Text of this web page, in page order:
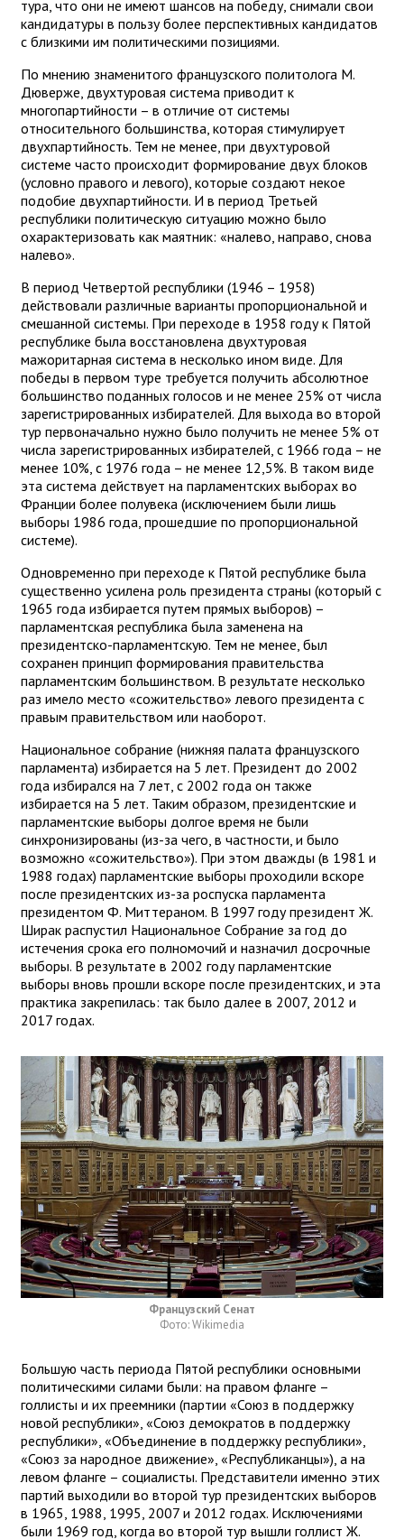
тура, что они не имеют шансов на победу, снимали свои
кандидатуры в пользу более перспективных кандидатов
с близкими им политическими позициями.
По мнению знаменитого французского политолога М.
Дюверже, двухтуровая система приводит к
многопартийности – в отличие от системы
относительного большинства, которая стимулирует
двухпартийность. Тем не менее, при двухтуровой
системе часто происходит формирование двух блоков
(условно правого и левого), которые создают некое
подобие двухпартийности. И в период Третьей
республики политическую ситуацию можно было
охарактеризовать как маятник: «налево, направо, снова
налево».
В период Четвертой республики (1946 – 1958)
действовали различные варианты пропорциональной и
смешанной системы. При переходе в 1958 году к Пятой
республике была восстановлена двухтуровая
мажоритарная система в несколько ином виде. Для
победы в первом туре требуется получить абсолютное
большинство поданных голосов и не менее 25% от числа
зарегистрированных избирателей. Для выхода во второй
тур первоначально нужно было получить не менее 5% от
числа зарегистрированных избирателей, с 1966 года – не
менее 10%, с 1976 года – не менее 12,5%. В таком виде
эта система действует на парламентских выборах во
Франции более полувека (исключением были лишь
выборы 1986 года, прошедшие по пропорциональной
системе).
Одновременно при переходе к Пятой республике была
существенно усилена роль президента страны (который с
1965 года избирается путем прямых выборов) –
парламентская республика была заменена на
президентско-парламентскую. Тем не менее, был
сохранен принцип формирования правительства
парламентским большинством. В результате несколько
раз имело место «сожительство» левого президента с
правым правительством или наоборот.
Национальное собрание (нижняя палата французского
парламента) избирается на 5 лет. Президент до 2002
года избирался на 7 лет, с 2002 года он также
избирается на 5 лет. Таким образом, президентские и
парламентские выборы долгое время не были
синхронизированы (из-за чего, в частности, и было
возможно «сожительство»). При этом дважды (в 1981 и
1988 годах) парламентские выборы проходили вскоре
после президентских из-за роспуска парламента
президентом Ф. Миттераном. В 1997 году президент Ж.
Ширак распустил Национальное Собрание за год до
истечения срока его полномочий и назначил досрочные
выборы. В результате в 2002 году парламентские
выборы вновь прошли вскоре после президентских, и эта
практика закрепилась: так было далее в 2007, 2012 и
2017 годах.
Французский Сенат
Фото: Wikimedia
Большую часть периода Пятой республики основными
политическими силами были: на правом фланге –
голлисты и их преемники (партии «Союз в поддержку
новой республики», «Союз демократов в поддержку
республики», «Объединение в поддержку республики»,
«Союз за народное движение», «Республиканцы»), а на
левом фланге – социалисты. Представители именно этих
партий выходили во второй тур президентских выборов
в 1965, 1988, 1995, 2007 и 2012 годах. Исключениями
были 1969 год, когда во второй тур вышли голлист Ж.